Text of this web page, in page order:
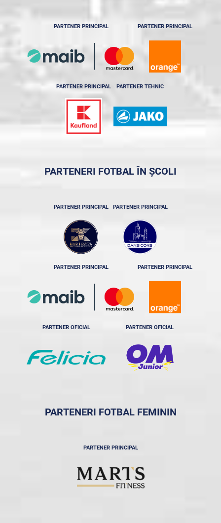
PARTENER PRINCIPAL PARTENER PRINCIPAL
PARTENER PRINCIPAL PARTENER TEHNIC
PARTENERI FOTBAL ÎN ȘCOLI
PARTENER PRINCIPAL PARTENER PRINCIPAL
PARTENER PRINCIPAL PARTENER PRINCIPAL
PARTENER OFICIAL PARTENER OFICIAL
PARTENERI FOTBAL FEMININ
PARTENER PRINCIPAL